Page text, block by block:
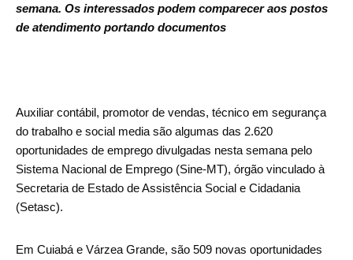
semana. Os interessados podem comparecer aos postos
de atendimento portando documentos
Auxiliar contábil, promotor de vendas, técnico em segurança
do trabalho e social media são algumas das 2.620
oportunidades de emprego divulgadas nesta semana pelo
Sistema Nacional de Emprego (Sine-MT), órgão vinculado à
Secretaria de Estado de Assistência Social e Cidadania
(Setasc).
Em Cuiabá e Várzea Grande, são 509 novas oportunidades